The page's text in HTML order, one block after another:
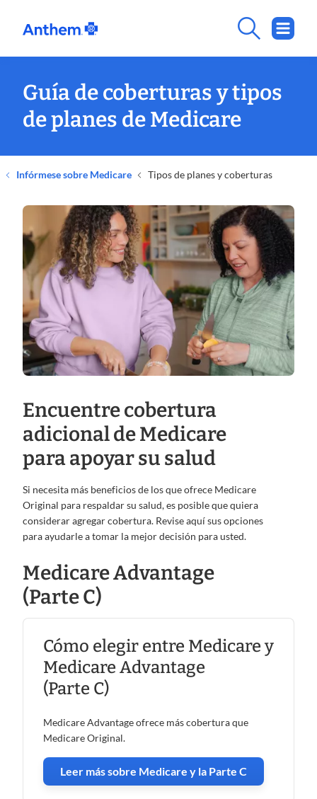
Guía de coberturas y tipos
de planes de Medicare
Infórmese sobre Medicare Tipos de planes y coberturas
Encuentre cobertura
adicional de Medicare
para apoyar su salud
Si necesita más beneficios de los que ofrece Medicare
Original para respaldar su salud, es posible que quiera
considerar agregar cobertura. Revise aquí sus opciones
para ayudarle a tomar la mejor decisión para usted.
Medicare Advantage
(Parte C)
Cómo elegir entre Medicare y
Medicare Advantage
(Parte C)
Medicare Advantage ofrece más cobertura que
Medicare Original.
Leer más sobre Medicare y la Parte C